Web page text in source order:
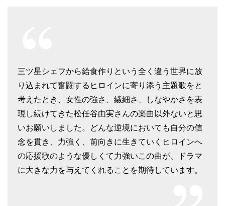
三ツ星シェフから給食作りという全く違う世界に放
り込まれて奮闘するヒロインに寄り添う主題歌をと
考えたとき、女性の強さ、繊細さ、しなやかさを表
現し続けてきた松任谷由実さんの楽曲以外ないと思
いお願いしました。どんな逆境においても自分の信
念を貫き、力強く、前向きに生きていくヒロインへ
の応援歌のような優しくて力強いこの曲が、ドラマ
に大きな力を与えてくれることを期待しています。